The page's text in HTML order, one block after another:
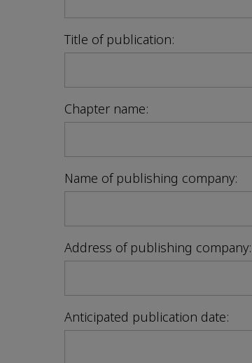
Title of publication:
Chapter name:
Name of publishing company:
Address of publishing company:
Anticipated publication date: